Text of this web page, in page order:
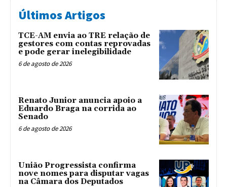
Últimos Artigos
TCE-AM envia ao TRE relação de
gestores com contas reprovadas
e pode gerar inelegibilidade
6 de agosto de 2026
Renato Junior anuncia apoio a
Eduardo Braga na corrida ao
Senado
6 de agosto de 2026
União Progressista confirma
nove nomes para disputar vagas
na Câmara dos Deputados